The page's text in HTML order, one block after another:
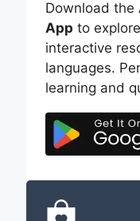
Download the
App to
interactive
languages.
learning and